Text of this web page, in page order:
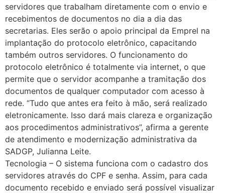
servidores que trabalham diretamente com o envio e
recebimentos de documentos no dia a dia das
secretarias. Eles serão o apoio principal da Emprel na
implantação do protocolo eletrônico, capacitando
também outros servidores. O funcionamento do
protocolo eletrônico é totalmente via internet, o que
permite que o servidor acompanhe a tramitação dos
documentos de qualquer computador com acesso à
rede. “Tudo que antes era feito à mão, será realizado
eletronicamente. Isso dará mais clareza e organização
aos procedimentos administrativos”, afirma a gerente
de atendimento e modernização administrativa da
SADGP, Julianna Leite.
Tecnologia – O sistema funciona com o cadastro dos
servidores através do CPF e senha. Assim, para cada
documento recebido e enviado será possível visualizar